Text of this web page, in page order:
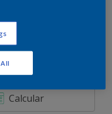
pintura
Calcular